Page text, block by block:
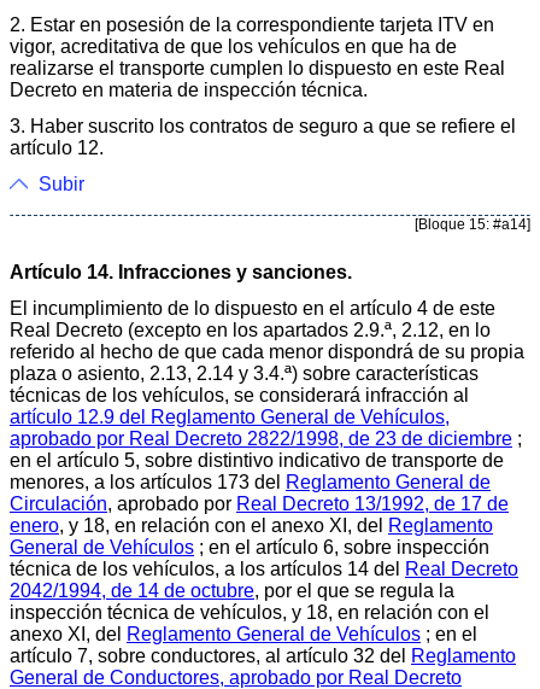
2. Estar en posesión de la correspondiente tarjeta ITV en
vigor, acreditativa de que los vehículos en que ha de
realizarse el transporte cumplen lo dispuesto en este Real
Decreto en materia de inspección técnica.
3. Haber suscrito los contratos de seguro a que se refiere el
artículo 12.
Subir
[Bloque 15: #a14]
Artículo 14. Infracciones y sanciones.
El incumplimiento de lo dispuesto en el artículo 4 de este
Real Decreto (excepto en los apartados 2.9.ª, 2.12, en lo
referido al hecho de que cada menor dispondrá de su propia
plaza o asiento, 2.13, 2.14 y 3.4.ª) sobre características
técnicas de los vehículos, se considerará infracción al
artículo 12.9 del Reglamento General de Vehículos,
aprobado por Real Decreto 2822/1998, de 23 de diciembre ;
en el artículo 5, sobre distintivo indicativo de transporte de
menores, a los artículos 173 del Reglamento General de
Circulación, aprobado por Real Decreto 13/1992, de 17 de
enero, y 18, en relación con el anexo XI, del Reglamento
General de Vehículos ; en el artículo 6, sobre inspección
técnica de los vehículos, a los artículos 14 del Real Decreto
2042/1994, de 14 de octubre, por el que se regula la
inspección técnica de vehículos, y 18, en relación con el
anexo XI, del Reglamento General de Vehículos ; en el
artículo 7, sobre conductores, al artículo 32 del Reglamento
General de Conductores, aprobado por Real Decreto